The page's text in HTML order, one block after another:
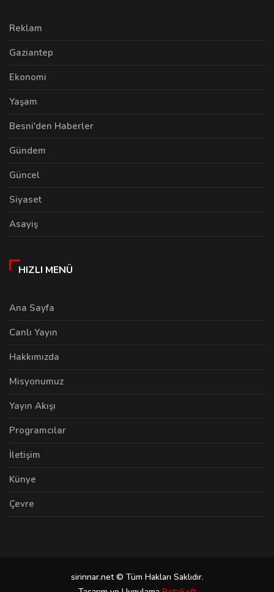
Reklam
Gaziantep
Ekonomi
Yaşam
Besni'den Haberler
Gündem
Güncel
Siyaset
Asayiş
HIZLI MENÜ
Ana Sayfa
Canlı Yayın
Hakkımızda
Misyonumuz
Yayın Akışı
Programcılar
İletişim
Künye
Çevre
sirinnar.net © Tüm Hakları Saklıdır.